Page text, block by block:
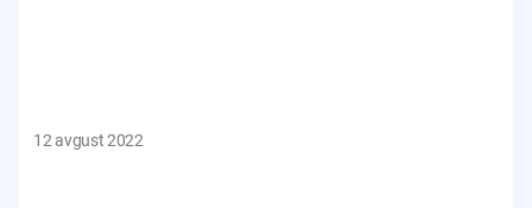
12 avgust 2022